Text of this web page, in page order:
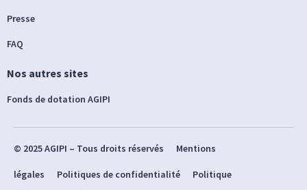
Presse
FAQ
Nos autres sites
Fonds de dotation AGIPI
© 2025 AGIPI – Tous droits réservés Mentions
légales Politiques de confidentialité Politique